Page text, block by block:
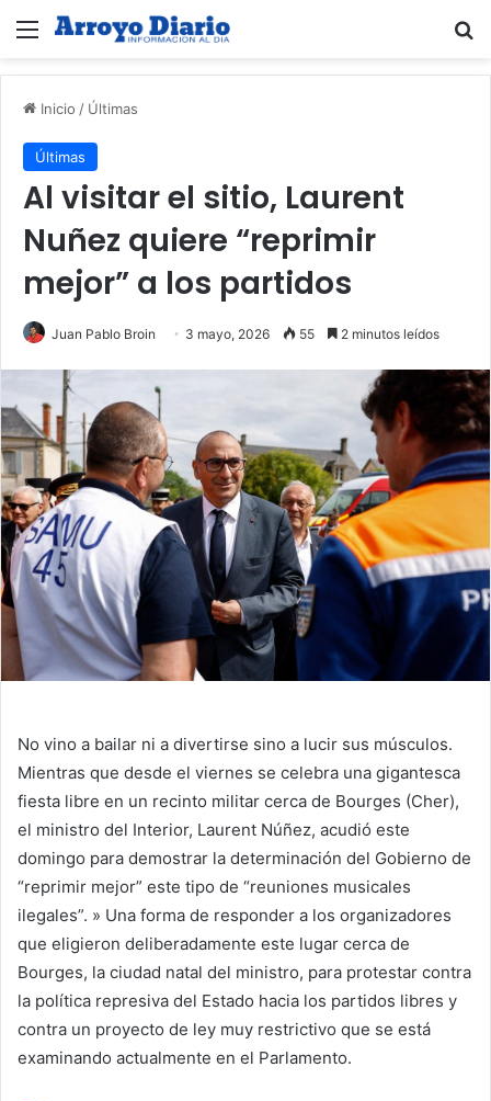
Menú
Inicio / Últimas
Últimas
Al visitar el sitio, Laurent
Nuñez quiere “reprimir
mejor” a los partidos
Juan Pablo Broin 3 mayo, 2026 55 2 minutos leídos
No vino a bailar ni a divertirse sino a lucir sus músculos.
Mientras que desde el viernes se celebra una gigantesca
fiesta libre en un recinto militar cerca de Bourges (Cher),
el ministro del Interior, Laurent Núñez, acudió este
domingo para demostrar la determinación del Gobierno de
“reprimir mejor” este tipo de “reuniones musicales
ilegales”. » Una forma de responder a los organizadores
que eligieron deliberadamente este lugar cerca de
Bourges, la ciudad natal del ministro, para protestar contra
la política represiva del Estado hacia los partidos libres y
contra un proyecto de ley muy restrictivo que se está
examinando actualmente en el Parlamento.